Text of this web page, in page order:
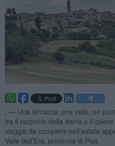
. — Una terrazza, una valle, un
tra il racconto della storia e il
viaggio da compiere nell’estate
Valle dell’Era, provincia di Pisa.